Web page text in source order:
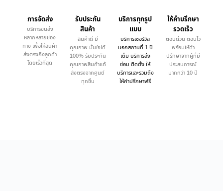
การจัดส่ง
บริการขนส่ง
หลากหลายช่อง
ทาง เพื่อให้สินค้า
ส่งตรงถึงลูกค้า
โดยเร็วที่สุด
รับประกัน
สินค้า
สินค้าดี มี
คุณภาพ มั่นใจได้
100% รับประกัน
คุณภาพสินค้าแท้
ส่งตรงจากศูนย์
ทุกชิ้น
บริการทุกรูป
แบบ
บริการเซอร์วิส
นอกสถานที่ 1 ปี
เต็ม บริการส่ง
ซ่อม ติดตั้ง ให้
บริการและรวมถึง
ให้คำปรึกษาฟรี
ให้คำบรึกษา
รวดเร็ว
ตอบด่วน ตอบไว
พร้อมให้คำ
ปรึกษาจากผู้ที่มี
ประสบการณ์
มากกว่า 10 ปี